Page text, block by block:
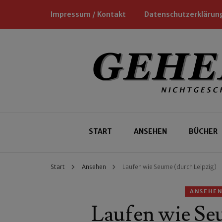
Impressum / Kontakt
START ANSEHEN BÜCHER
Start Ansehen Laufen wie Seume (durch Leipzig)
Laufen wie